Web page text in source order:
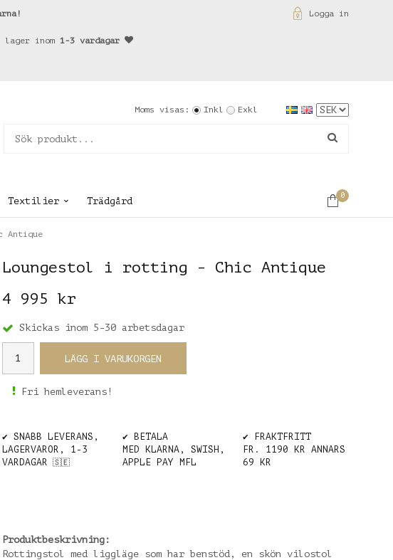
Logga in
inom 1-3 vardagar
Moms visas: Inkl Exkl
Textilier Trädgård
0
Antique
Loungestol i rotting - Chic Antique
4 995 kr
Skickas inom 5-30 arbetsdagar
LÄGG I VARUKORGEN
Fri hemleverans!
✔️ SNABB LEVERANS,
LAGERVAROR, 1-3
VARDAGAR
🇸🇪
✔️ BETALA
MED KLARNA, SWISH,
APPLE PAY MFL
✔️ FRAKTFRITT
FR. 1190 KR ANNARS
69 KR
Produktbeskrivning:
Rottingstol med liggläge som har benstöd, en skön vilostol